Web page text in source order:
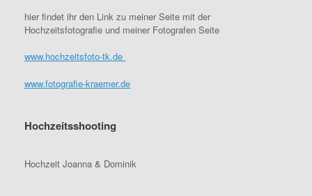
hier findet ihr den Link zu meiner Seite mit der
Hochzeitsfotografie und meiner Fotografen Seite
www.hochzeitsfoto-tk.de
www.fotografie-kraemer.de
Hochzeitsshooting
Hochzeit Joanna & Dominik